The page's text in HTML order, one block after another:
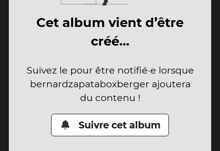
Cet album vient d’être
créé…
Suivez le pour être notifié·e lorsque
bernardzapataboxberger ajoutera
du contenu !
Suivre cet album